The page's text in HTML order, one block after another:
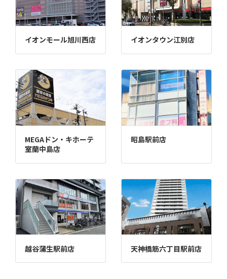
イオンモール旭川西店 イオンタウン江別店
MEGAドン・キホーテ
室蘭中島店
昭島駅前店
越谷蒲生駅前店 天神橋筋六丁目駅前店